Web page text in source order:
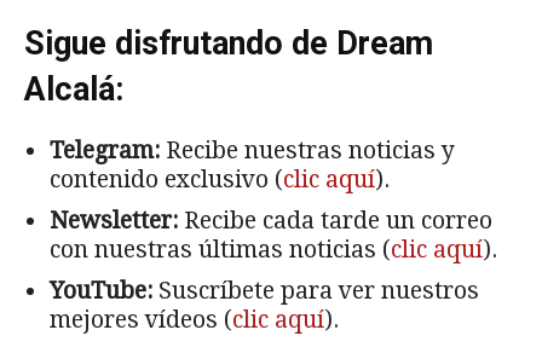
Sigue disfrutando de Dream
Alcalá:
Telegram: Recibe nuestras noticias y
contenido exclusivo (clic aquí).
Newsletter: Recibe cada tarde un correo
con nuestras últimas noticias (clic aquí).
YouTube: Suscríbete para ver nuestros
mejores vídeos (clic aquí).